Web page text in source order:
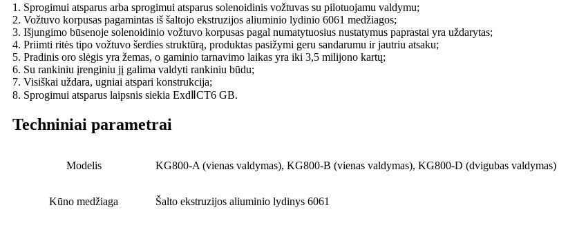
1. Sprogimui atsparus arba sprogimui atsparus solenoidinis vožtuvas su pilotuojamu valdymu;
2. Vožtuvo korpusas pagamintas iš šaltojo ekstruzijos aliuminio lydinio 6061 medžiagos;
3. Išjungimo būsenoje solenoidinio vožtuvo korpusas pagal numatytuosius nustatymus paprastai yra uždarytas;
4. Priimti ritės tipo vožtuvo šerdies struktūrą, produktas pasižymi geru sandarumu ir jautriu atsaku;
5. Pradinis oro slėgis yra žemas, o gaminio tarnavimo laikas yra iki 3,5 milijono kartų;
6. Su rankiniu įrenginiu jį galima valdyti rankiniu būdu;
7. Visiškai uždara, ugniai atspari konstrukcija;
8. Sprogimui atsparus laipsnis siekia ExdⅡCT6 GB.
Techniniai parametrai
Modelis KG800-A (vienas valdymas), KG800-B (vienas valdymas), KG800-D (dvigubas valdymas)
Kūno medžiaga Šalto ekstruzijos aliuminio lydinys 6061